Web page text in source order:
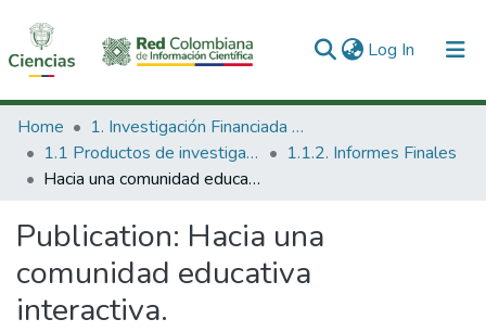
Log In (current)
Communities & Collections
All of DSpace
Home
1. Investigación Financiada con Recursos Públicos
1.1 Productos de investigación
1.1.2. Informes Finales
Hacia una comunidad educativa interactiva.
Publication: Hacia una
comunidad educativa
interactiva.